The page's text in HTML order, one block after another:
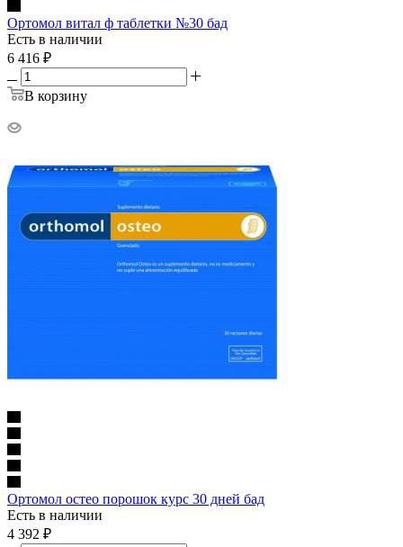
Ортомол витал ф таблетки №30 бад
Есть в наличии
6 416 ₽
В корзину
Ортомол остео порошок курс 30 дней бад
Есть в наличии
4 392 ₽